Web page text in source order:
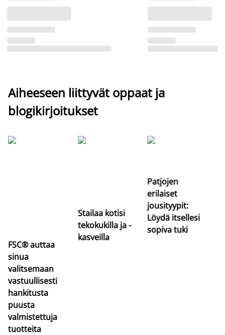
Aiheeseen liittyvät oppaat ja
blogikirjoitukset
FSC® auttaa
sinua
valitsemaan
vastuullisesti
hankitusta
puusta
valmistettuja
tuotteita
Stailaa kotisi
tekokukilla ja -
kasveilla
Patjojen
erilaiset
jousityypit:
Löydä itsellesi
sopiva tuki